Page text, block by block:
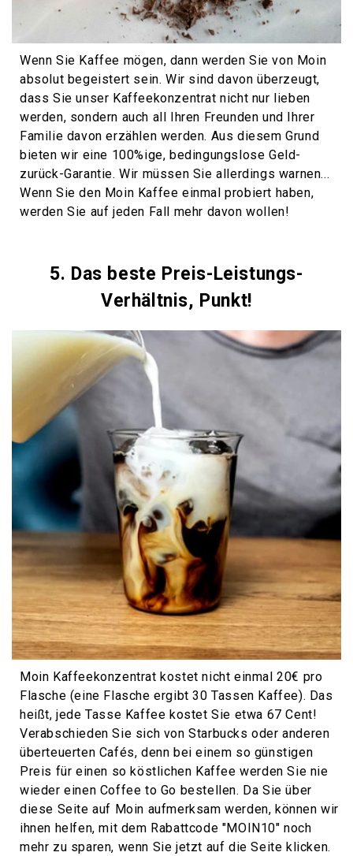
Wenn Sie Kaffee mögen, dann werden Sie von Moin
absolut begeistert sein. Wir sind davon überzeugt,
dass Sie unser Kaffeekonzentrat nicht nur lieben
werden, sondern auch all Ihren Freunden und Ihrer
Familie davon erzählen werden. Aus diesem Grund
bieten wir eine 100%ige, bedingungslose Geld-
zurück-Garantie. Wir müssen Sie allerdings warnen...
Wenn Sie den Moin Kaffee einmal probiert haben,
werden Sie auf jeden Fall mehr davon wollen!
5. Das beste Preis-Leistungs-
Verhältnis, Punkt!
Moin Kaffeekonzentrat kostet nicht einmal 20€ pro
Flasche (eine Flasche ergibt 30 Tassen Kaffee). Das
heißt, jede Tasse Kaffee kostet Sie etwa 67 Cent!
Verabschieden Sie sich von Starbucks oder anderen
überteuerten Cafés, denn bei einem so günstigen
Preis für einen so köstlichen Kaffee werden Sie nie
wieder einen Coffee to Go bestellen. Da Sie über
diese Seite auf Moin aufmerksam werden, können wir
ihnen helfen, mit dem Rabattcode "MOIN10" noch
mehr zu sparen, wenn Sie jetzt auf die Seite klicken.